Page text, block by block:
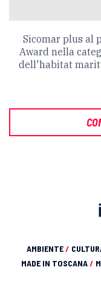
Sicomar plus al
Award nella
dell'habitat
AMBIENTE/
MADE IN TOSCANA/